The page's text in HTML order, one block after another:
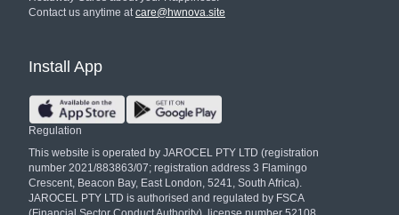
Contact us anytime atcare@hwnova.site
Regulation
This website is operated by JAROCEL PTY LTD (registration
number 2021/883863/07; registration address 3 Flamingo
Crescent, Beacon Bay, East London, 5241, South Africa).
JAROCEL PTY LTD is authorised and regulated by FSCA
Install App